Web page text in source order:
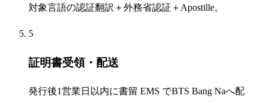
対象言語の認証翻訳＋外務省認証＋Apostille。
5
証明書受領・配送
発行後1営業日以内に書留 EMS でBTS Bang Naへ配